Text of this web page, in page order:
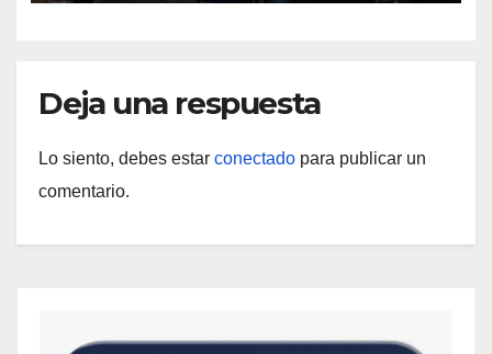
Deja una respuesta
Lo siento, debes estar conectado para publicar un
comentario.